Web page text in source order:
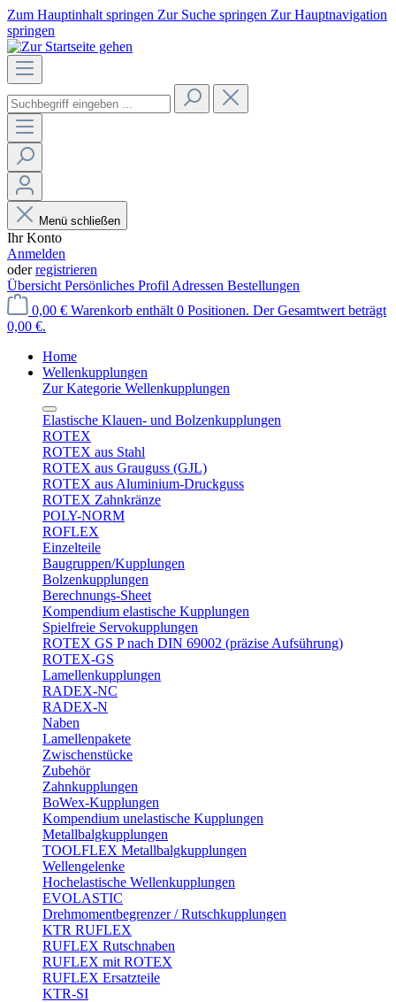
Zum Hauptinhalt springen Zur Suche springen Zur Hauptnavigation
springen
Menü schließen
Ihr Konto
Anmelden
oderregistrieren
Übersicht Persönliches Profil Adressen Bestellungen
0,00 € Warenkorb enthält 0 Positionen. Der Gesamtwert beträgt
0,00 €.
Home
Wellenkupplungen
Zur Kategorie Wellenkupplungen
Elastische Klauen- und Bolzenkupplungen
ROTEX
ROTEX aus Stahl
ROTEX aus Grauguss (GJL)
ROTEX aus Aluminium-Druckguss
ROTEX Zahnkränze
POLY-NORM
ROFLEX
Einzelteile
Baugruppen/Kupplungen
Bolzenkupplungen
Berechnungs-Sheet
Kompendium elastische Kupplungen
Spielfreie Servokupplungen
ROTEX GS P nach DIN 69002 (präzise Aufsührung)
ROTEX-GS
Lamellenkupplungen
RADEX-NC
RADEX-N
Naben
Lamellenpakete
Zwischenstücke
Zubehör
Zahnkupplungen
BoWex-Kupplungen
Kompendium unelastische Kupplungen
Metallbalgkupplungen
TOOLFLEX Metallbalgkupplungen
Wellengelenke
Hochelastische Wellenkupplungen
EVOLASTIC
Drehmomentbegrenzer / Rutschkupplungen
KTR RUFLEX
RUFLEX Rutschnaben
RUFLEX mit ROTEX
RUFLEX Ersatzteile
KTR-SI